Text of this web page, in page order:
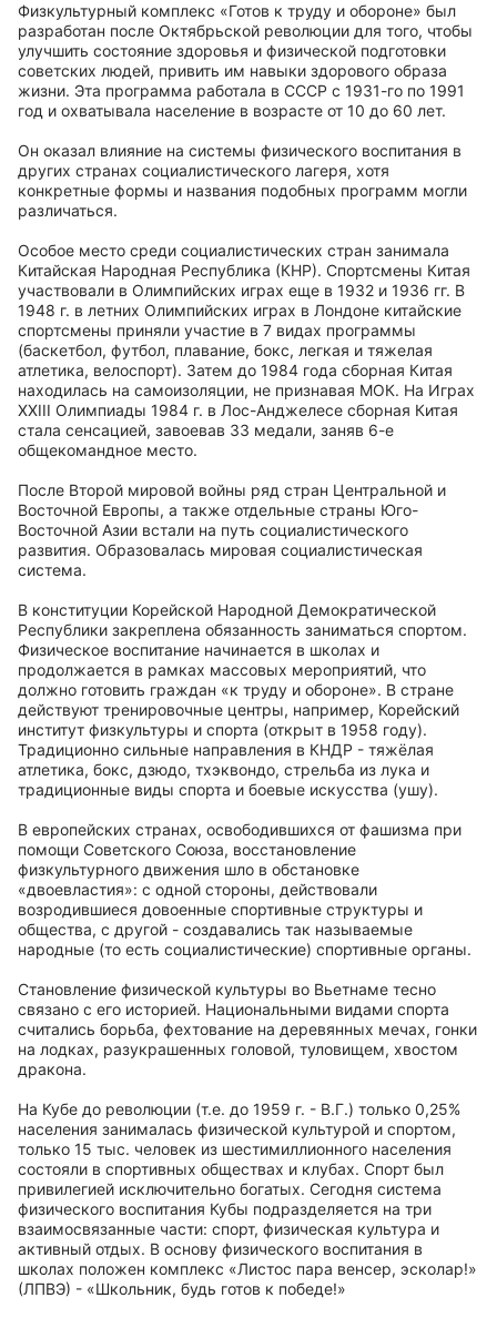
Физкультурный комплекс «Готов к труду и обороне» был
разработан после Октябрьской революции для того, чтобы
улучшить состояние здоровья и физической подготовки
советских людей, привить им навыки здорового образа
жизни. Эта программа работала в СССР с 1931-го по 1991
год и охватывала население в возрасте от 10 до 60 лет.
Он оказал влияние на системы физического воспитания в
других странах социалистического лагеря, хотя
конкретные формы и названия подобных программ могли
различаться.
Особое место среди социалистических стран занимала
Китайская Народная Республика (КНР). Спортсмены Китая
участвовали в Олимпийских играх еще в 1932 и 1936 гг. В
1948 г. в летних Олимпийских играх в Лондоне китайские
спортсмены приняли участие в 7 видах программы
(баскетбол, футбол, плавание, бокс, легкая и тяжелая
атлетика, велоспорт). Затем до 1984 года сборная Китая
находилась на самоизоляции, не признавая МОК. На Играх
XXIII Олимпиады 1984 г. в Лос-Анджелесе сборная Китая
стала сенсацией, завоевав 33 медали, заняв 6-е
общекомандное место.
После Второй мировой войны ряд стран Центральной и
Восточной Европы, а также отдельные страны Юго-
Восточной Азии встали на путь социалистического
развития. Образовалась мировая социалистическая
система.
В конституции Корейской Народной Демократической
Республики закреплена обязанность заниматься спортом.
Физическое воспитание начинается в школах и
продолжается в рамках массовых мероприятий, что
должно готовить граждан «к труду и обороне». В стране
действуют тренировочные центры, например, Корейский
институт физкультуры и спорта (открыт в 1958 году).
Традиционно сильные направления в КНДР - тяжёлая
атлетика, бокс, дзюдо, тхэквондо, стрельба из лука и
традиционные виды спорта и боевые искусства (ушу).
В европейских странах, освободившихся от фашизма при
помощи Советского Союза, восстановление
физкультурного движения шло в обстановке
«двоевластия»: с одной стороны, действовали
возродившиеся довоенные спортивные структуры и
общества, с другой - создавались так называемые
народные (то есть социалистические) спортивные органы.
Становление физической культуры во Вьетнаме тесно
связано с его историей. Национальными видами спорта
считались борьба, фехтование на деревянных мечах, гонки
на лодках, разукрашенных головой, туловищем, хвостом
дракона.
На Кубе до революции (т.е. до 1959 г. - В.Г.) только 0,25%
населения занималась физической культурой и спортом,
только 15 тыс. человек из шестимиллионного населения
состояли в спортивных обществах и клубах. Спорт был
привилегией исключительно богатых. Сегодня система
физического воспитания Кубы подразделяется на три
взаимосвязанные части: спорт, физическая культура и
активный отдых. В основу физического воспитания в
школах положен комплекс «Листос пара венсер, эсколар!»
(ЛПВЭ) - «Школьник, будь готов к победе!»